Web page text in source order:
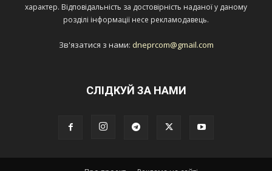
характер. Відповідальність за достовірність наданої у даному
розділі інформації несе рекламодавець.
Зв'язатися з нами: dneprcom@gmail.com
СЛІДКУЙ ЗА НАМИ